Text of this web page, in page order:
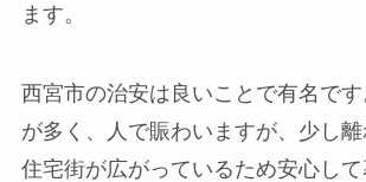
ます。
西宮市の治安は良いことで有名で
が多く、人で賑わいますが、少し
住宅街が広がっているため安心し